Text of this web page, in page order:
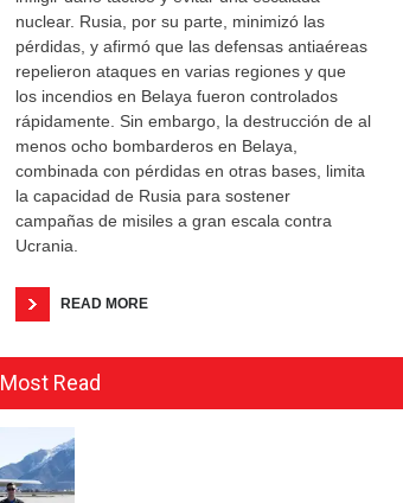
nuclear. Rusia, por su parte, minimizó las
pérdidas, y afirmó que las defensas antiaéreas
repelieron ataques en varias regiones y que
los incendios en Belaya fueron controlados
rápidamente. Sin embargo, la destrucción de al
menos ocho bombarderos en Belaya,
combinada con pérdidas en otras bases, limita
la capacidad de Rusia para sostener
campañas de misiles a gran escala contra
Ucrania.
READ MORE
Most Read